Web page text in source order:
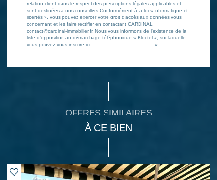
relation client dans le respect des prescriptions légales applicables et
sont destinées à nos conseillers Conformément à la loi « informatique et
libertés », vous pouvez exercer votre droit d'accès aux données vous
concernant et les faire rectifier en contactant CARDINAL
contact@cardinal-immobilier.fr. Nous vous informons de l'existence de la
liste d'opposition au démarchage téléphonique « Bloctel », sur laquelle
vous pouvez vous inscrire ici :
»
OFFRES SIMILAIRES
À CE BIEN